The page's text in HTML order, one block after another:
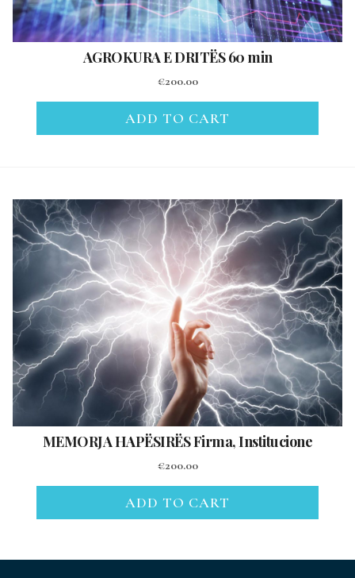
AGROKURA E DRITËS 60 min
€200.00
ADD TO CART
MEMORJA HAPËSIRËS Firma, Institucione
€200.00
ADD TO CART